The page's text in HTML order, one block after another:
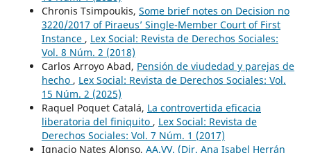
Chronis Tsimpoukis, Some brief notes on Decision no
3220/2017 of Piraeus’ Single-Member Court of First
Instance , Lex Social: Revista de Derechos Sociales:
Vol. 8 Núm. 2 (2018)
Carlos Arroyo Abad, Pensión de viudedad y parejas de
hecho , Lex Social: Revista de Derechos Sociales: Vol.
15 Núm. 2 (2025)
Raquel Poquet Catalá, La controvertida eficacia
liberatoria del finiquito , Lex Social: Revista de
Derechos Sociales: Vol. 7 Núm. 1 (2017)
Ignacio Nates Alonso, AA.VV. (Dir. Ana Isabel Herrán